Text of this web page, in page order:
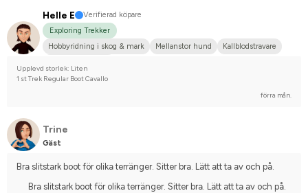
Helle E
Verifierad köpare
Exploring Trekker
Hobbyridning i skog & mark
Mellanstor hund
Kallblodstravare
Upplevd storlek: Liten
1 st Trek Regular Boot Cavallo
förra mån.
Trine
Gäst
Bra slitstark boot för olika terränger. Sitter bra. Lätt att ta av och på.
Bra slitstark boot för olika terränger. Sitter bra. Lätt att ta av och på.